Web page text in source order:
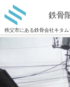
鉄骨
秩父市にある鉄骨会社キタ